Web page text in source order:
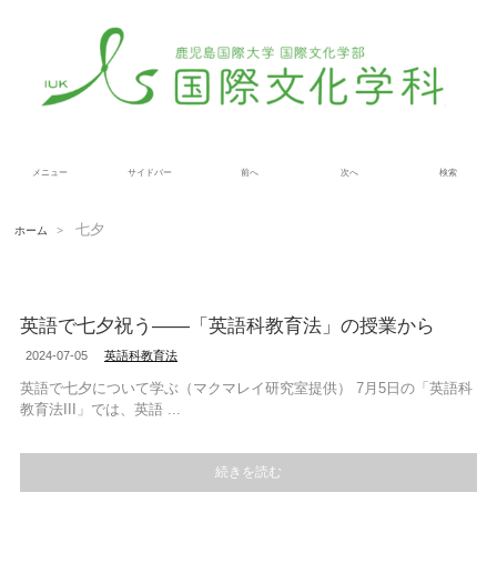
メニュー サイドバー 前へ 次へ 検索
ホーム > 七夕
英語で七夕祝う――「英語科教育法」の授業から
2024-07-05 英語科教育法
英語で七夕について学ぶ（マクマレイ研究室提供） 7月5日の「英語科
教育法III」では、英語 ...
続きを読む